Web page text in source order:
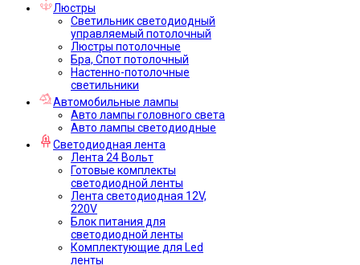
Люстры
Светильник светодиодный
управляемый потолочный
Люстры потолочные
Бра, Спот потолочный
Настенно-потолочные
светильники
Автомобильные лампы
Авто лампы головного света
Авто лампы светодиодные
Светодиодная лента
Лента 24 Вольт
Готовые комплекты
светодиодной ленты
Лента светодиодная 12V,
220V
Блок питания для
светодиодной ленты
Комплектующие для Led
ленты